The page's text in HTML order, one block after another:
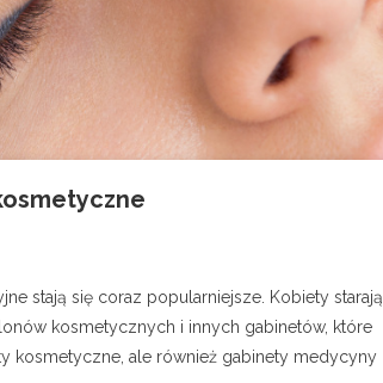
stają się coraz popularniejsze. Kobiety starają
kosmetycznych i innych gabinetów, które
kosmetyczne, ale również gabinety medycyny